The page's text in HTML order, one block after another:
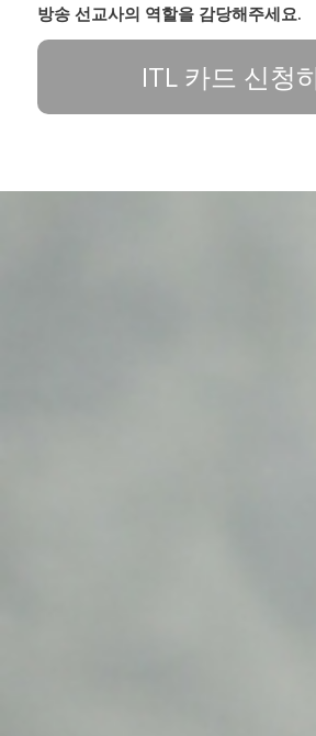
방송 선교사의 역할을 감당해주세요.
ITL 카드 신청